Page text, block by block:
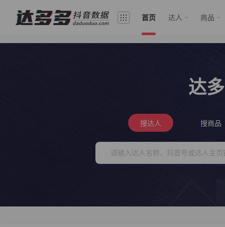
首页 达人 商品
达
搜达人 搜商品